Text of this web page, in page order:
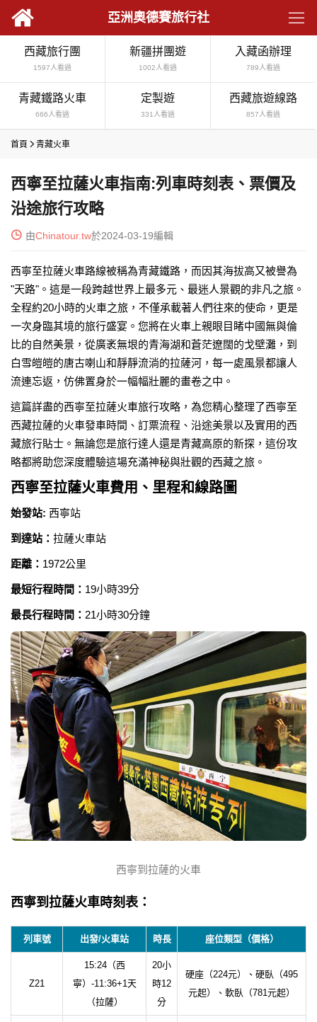

亞洲奧德賽旅行社
西藏旅行團
1597人看過
新疆拼團遊
1002人看過
入藏函辦理
789人看過
青藏鐵路火車
666人看過
定製遊
331人看過
西藏旅遊線路
857人看過
首頁  青藏火車
西寧至拉薩火車指南:列車時刻表、票價及
沿途旅行攻略
 由Chinatour.tw於2024-03-19編輯
西寧至拉薩火車路線被稱為青藏鐵路，而因其海拔高又被譽為
"天路"。這是一段跨越世界上最多元、最迷人景觀的非凡之旅。
全程約20小時的火車之旅，不僅承載著人們往來的使命，更是
一次身臨其境的旅行盛宴。您將在火車上親眼目睹中國無與倫
比的自然美景，從廣袤無垠的青海湖和蒼茫遼闊的戈壁灘，到
白雪皚皚的唐古喇山和靜靜流淌的拉薩河，每一處風景都讓人
流連忘返，仿佛置身於一幅幅壯麗的畫卷之中。
這篇詳盡的西寧至拉薩火車旅行攻略，為您精心整理了西寧至
西藏拉薩的火車發車時間、訂票流程、沿途美景以及實用的西
藏旅行貼士。無論您是旅行達人還是青藏高原的新探，這份攻
略都將助您深度體驗這場充滿神秘與壯觀的西藏之旅。
西寧至拉薩火車費用、里程和線路圖
始發站: 西寧站
到達站： 拉薩火車站
距離： 1972公里
最短行程時間： 19小時39分
最長行程時間： 21小時30分鐘
西寧到拉薩的火車
西寧到拉薩火車時刻表：
列車號 出發/火車站 時長 座位類型（價格）
Z21
15:24（西
寧）-11:36+1天
（拉薩）
20小
時12
分
硬座（224元）、硬臥（495
元起）、軟臥（781元起）